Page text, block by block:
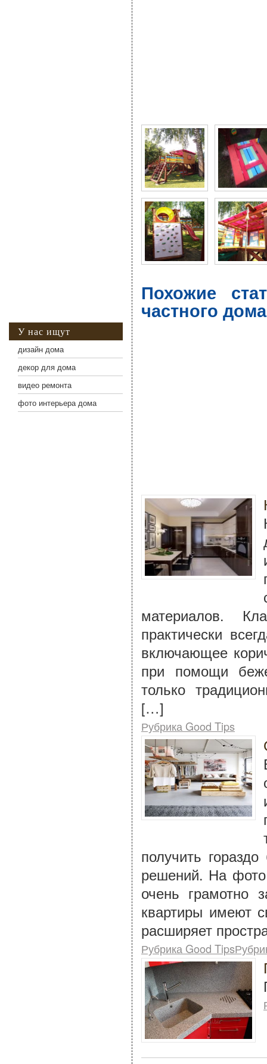
Похожие
частного дома
материалов.
практически
включающее
при помощи
только
[…]
Рубрика Good Tips
получить
решений. На фото
очень грамотно
квартиры имеют
расширяет
Рубрика Good
У нас ищут
дизайн дома
декор для дома
видео ремонта
фото интерьера дома